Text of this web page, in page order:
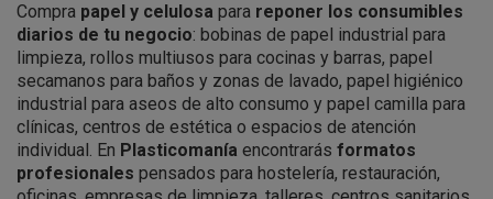
Compra papel y celulosa para reponer los consumibles
diarios de tu negocio: bobinas de papel industrial para
limpieza, rollos multiusos para cocinas y barras, papel
secamanos para baños y zonas de lavado, papel higiénico
industrial para aseos de alto consumo y papel camilla para
clínicas, centros de estética o espacios de atención
individual. En Plasticomanía encontrarás formatos
profesionales pensados para hostelería, restauración,